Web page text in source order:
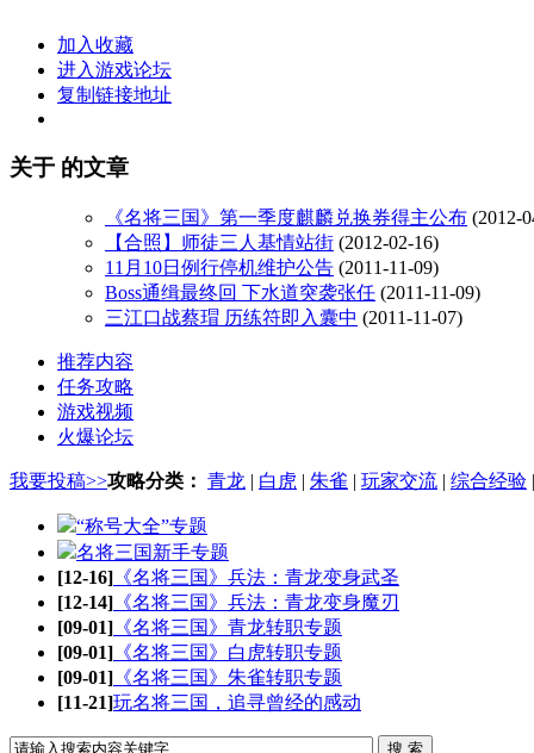
加入收藏
进入游戏论坛
复制链接地址
关于 的文章
《名将三国》第一季度麒麟兑换券得主公布 (2012-
【合照】师徒三人基情站街 (2012-02-16)
11月10日例行停机维护公告 (2011-11-09)
Boss通缉最终回 下水道突袭张任 (2011-11-09)
三江口战蔡瑁 历练符即入囊中 (2011-11-07)
推荐内容
任务攻略
游戏视频
火爆论坛
我要投稿>>攻略分类： 青龙 | 白虎 | 朱雀 | 玩家交流 | 综合经验 |
“称号大全”专题
名将三国新手专题
[12-16] 《名将三国》兵法：青龙变身武圣
[12-14] 《名将三国》兵法：青龙变身魔刃
[09-01] 《名将三国》青龙转职专题
[09-01] 《名将三国》白虎转职专题
[09-01] 《名将三国》朱雀转职专题
[11-21]玩名将三国，追寻曾经的感动